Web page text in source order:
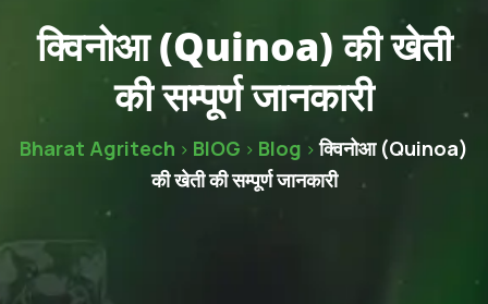
क्विनोआ (Quinoa) की खेती
की सम्पूर्ण जानकारी
Bharat Agritech > BlOG > Blog >क्विनोआ (Quinoa)
की खेती की सम्पूर्ण जानकारी